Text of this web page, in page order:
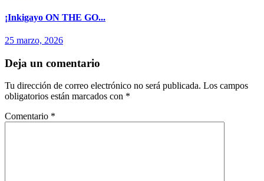
¡Inkigayo ON THE GO...
25 marzo, 2026
Deja un comentario
Tu dirección de correo electrónico no será publicada. Los campos
obligatorios están marcados con *
Comentario *